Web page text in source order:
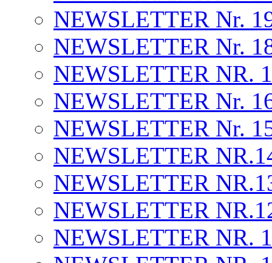
NEWSLETTER Nr.
NEWSLETTER Nr.
NEWSLETTER NR.
NEWSLETTER Nr.
NEWSLETTER Nr.
NEWSLETTER
NEWSLETTER
NEWSLETTER
NEWSLETTER NR.